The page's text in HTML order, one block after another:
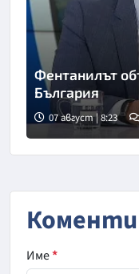
Снимка: БНТ
Фентанилът
България
07 август | 8:23
Име*